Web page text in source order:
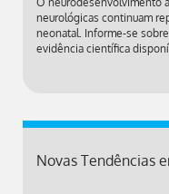
neurológicas continuam
neonatal. Informe-se
evidência científica
Novas Tendências